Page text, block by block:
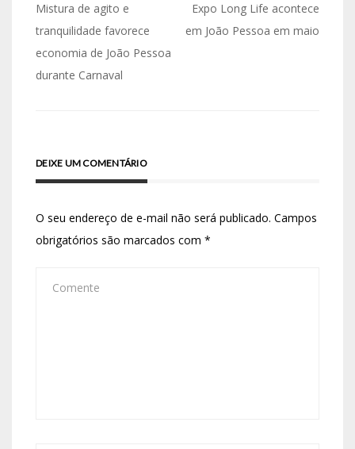
Mistura de agito e
tranquilidade favorece
economia de João Pessoa
durante Carnaval
Expo Long Life acontece
em João Pessoa em maio
DEIXE UM COMENTÁRIO
O seu endereço de e-mail não será publicado. Campos
obrigatórios são marcados com *